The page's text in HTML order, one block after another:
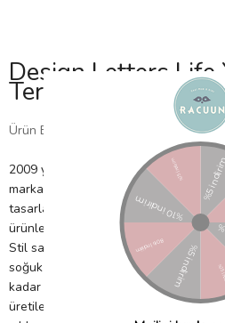
Design Letters Life
Termosu, Gri
Ürün Bilgisi
2009 yılında Danimarka'da eski bir
marka, 1937 yılında ünlü mimar Arne
tasarlanan yazı karakteri ile zamansız
ürünler sunmaktadır.
Stil sahibi ve çevre dostu yiyecek
soğuk yiyeceğinin keyfine varmak
kadar sıcak, 12 saate kadar soğuk
üretilen ve düşmeye karşı dayanıklı